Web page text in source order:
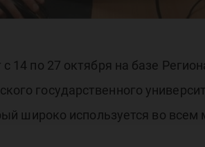
по 27 октября на базе
государственного
широко используется во всем